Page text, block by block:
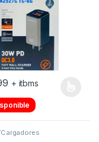
+ itbms